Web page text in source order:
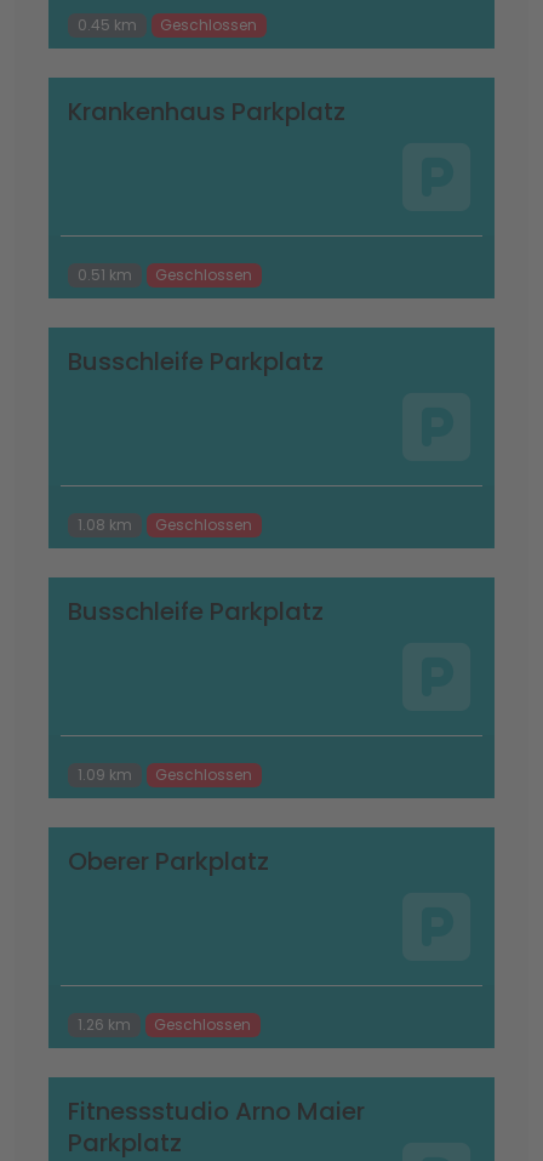
0.45 km Geschlossen
Krankenhaus Parkplatz
0.51 km Geschlossen
Busschleife Parkplatz
1.08 km Geschlossen
Busschleife Parkplatz
1.09 km Geschlossen
Oberer Parkplatz
1.26 km Geschlossen
Fitnessstudio Arno Maier
Parkplatz